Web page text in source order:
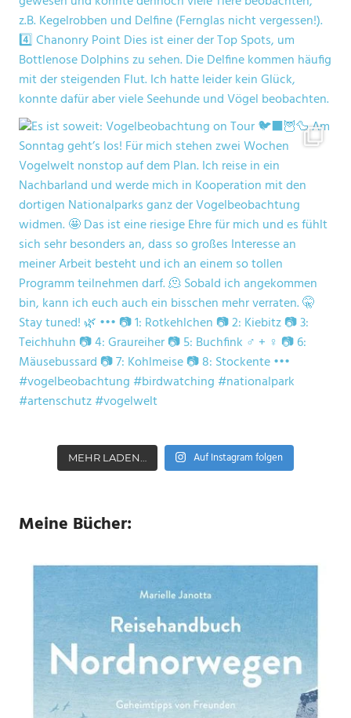
MEHR LADEN… Auf Instagram folgen
Meine Bücher: